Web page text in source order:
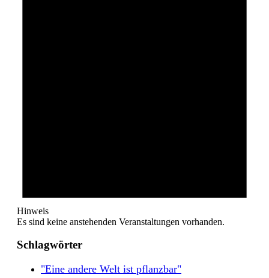
Hinweis
Es sind keine anstehenden Veranstaltungen vorhanden.
Schlagwörter
"Eine andere Welt ist pflanzbar"